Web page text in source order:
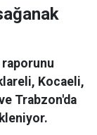
Kocaeli,
Trabzon'da